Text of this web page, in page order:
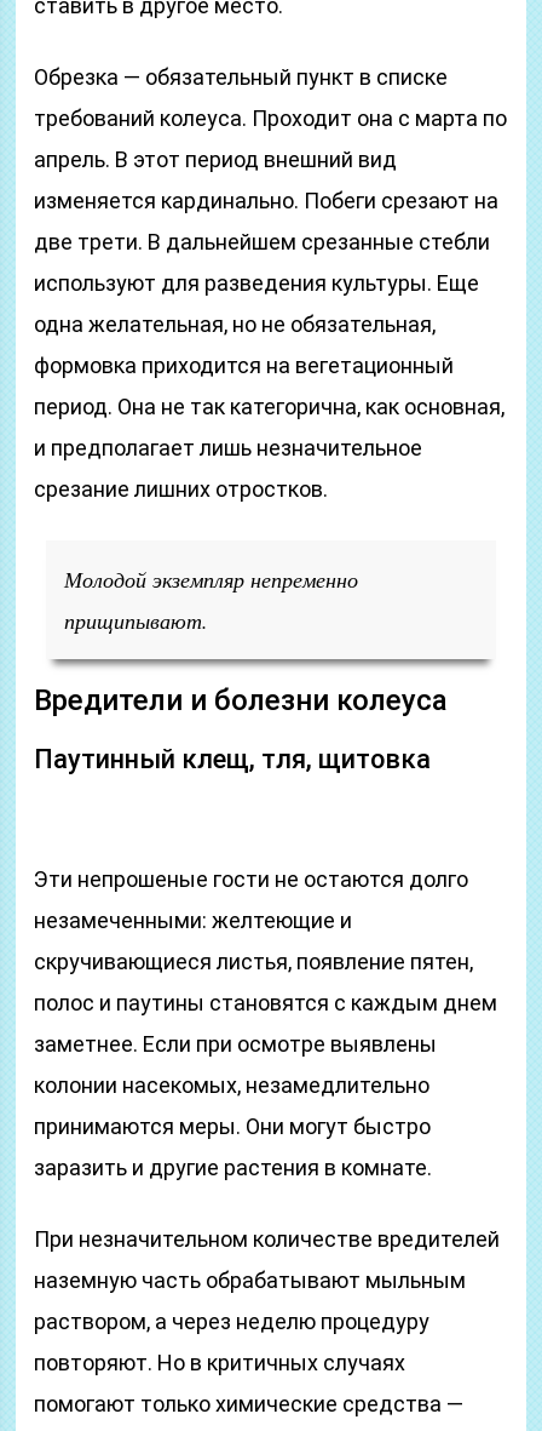
ставить в другое место.
Обрезка — обязательный пункт в списке
требований колеуса. Проходит она с марта по
апрель. В этот период внешний вид
изменяется кардинально. Побеги срезают на
две трети. В дальнейшем срезанные стебли
используют для разведения культуры. Еще
одна желательная, но не обязательная,
формовка приходится на вегетационный
период. Она не так категорична, как основная,
и предполагает лишь незначительное
срезание лишних отростков.
Молодой экземпляр непременно
прищипывают.
Вредители и болезни колеуса
Паутинный клещ, тля, щитовка
Эти непрошеные гости не остаются долго
незамеченными: желтеющие и
скручивающиеся листья, появление пятен,
полос и паутины становятся с каждым днем
заметнее. Если при осмотре выявлены
колонии насекомых, незамедлительно
принимаются меры. Они могут быстро
заразить и другие растения в комнате.
При незначительном количестве вредителей
наземную часть обрабатывают мыльным
раствором, а через неделю процедуру
повторяют. Но в критичных случаях
помогают только химические средства —